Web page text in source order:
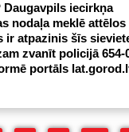
Daugavpils iecirkņa
nodaļa meklē attēlos
ir atpazinis šīs
zvanīt policijā 654-
portāls